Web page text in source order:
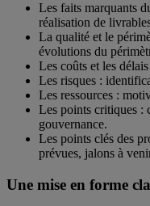
Les faits marquants
réalisation de
La qualité et le
évolutions du
Les coûts et les
Les risques :
Les ressources :
Les points critiques :
gouvernance.
Les points clés des
prévues, jalons à
Une mise en forme